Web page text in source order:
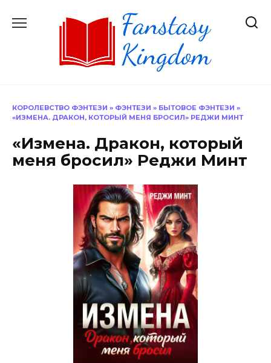
КОРОЛЕВСТВО ФЭНТЕЗИ » ФЭНТЕЗИ » БЫТОВОЕ ФЭНТЕЗИ »
«ИЗМЕНА. ДРАКОН, КОТОРЫЙ МЕНЯ БРОСИЛ» РЕДЖИ МИНТ
«Измена. Дракон, который
меня бросил» Реджи Минт